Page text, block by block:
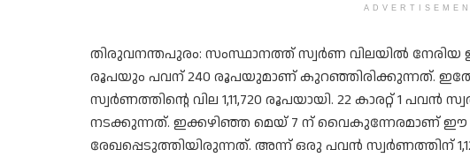
തിരുവനന്തപുരം: സംസ്ഥാനത്ത് സ്വർണ വിലയിൽ നേരിയ
രൂപയും പവന് 240 രൂപയുമാണ് കുറഞ്ഞിരിക്കുന്നത്.
സ്വർണത്തിന്റെ വില 1,11,720 രൂപയായി. 22 കാരറ്റ് 1 പവൻ
നടക്കുന്നത്. ഇക്കഴിഞ്ഞ മെയ് 7 ന് വൈകുന്നേരമാണ്
രേഖപ്പെടുത്തിയിരുന്നത്. അന്ന് ഒരു പവൻ സ്വർണത്തിന്